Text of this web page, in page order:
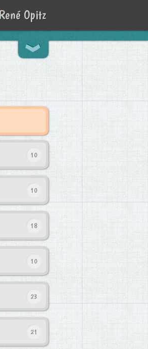
René Opitz
‹
10
10
18
10
23
21